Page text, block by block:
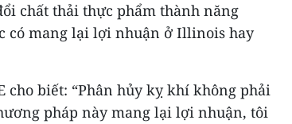
chất thải thực phẩm thành năng
có mang lại lợi nhuận ở Illinois hay
cho biết: “Phân hủy kỵ khí không phải
pháp này mang lại lợi nhuận, tôi